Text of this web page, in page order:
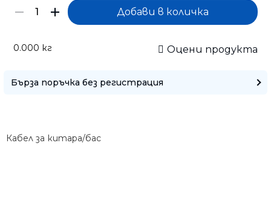
0.000 кг Оцени продукта
Бърза поръчка без регистрация
Кабел за китара/бас